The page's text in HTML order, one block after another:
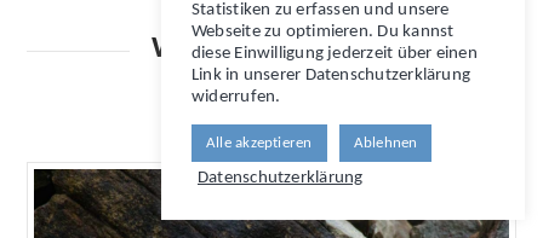
Wie ging es weiter?
Statistiken zu erfassen und unsere
Webseite zu optimieren. Du kannst
diese Einwilligung jederzeit über einen
Link in unserer Datenschutzerklärung
widerrufen.
Alle akzeptieren Ablehnen
Datenschutzerklärung